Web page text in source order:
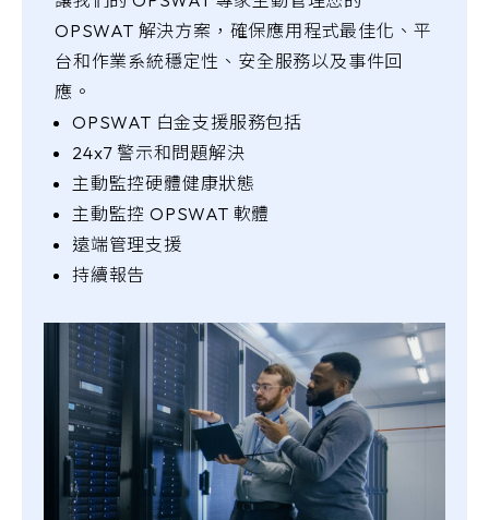
OPSWAT 解決方案，確保應用程式最佳化、平
台和作業系統穩定性、安全服務以及事件回
應。
OPSWAT 白金支援服務包括
24x7 警示和問題解決
主動監控硬體健康狀態
主動監控 OPSWAT 軟體
遠端管理支援
持續報告